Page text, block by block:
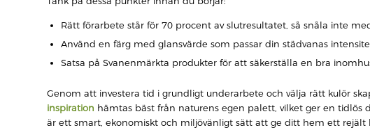
Rätt förarbete står för 70 procent av slutresultatet, så snåla inte
Använd en färg med glansvärde som passar din städvanas
Satsa på Svanenmärkta produkter för att säkerställa en bra
Genom att investera tid i grundligt underarbete och välja rätt kulör
inspiration hämtas bäst från naturens egen palett, vilket ger en tidlös
är ett smart, ekonomiskt och miljövänligt sätt att ge ditt hem ett rejält